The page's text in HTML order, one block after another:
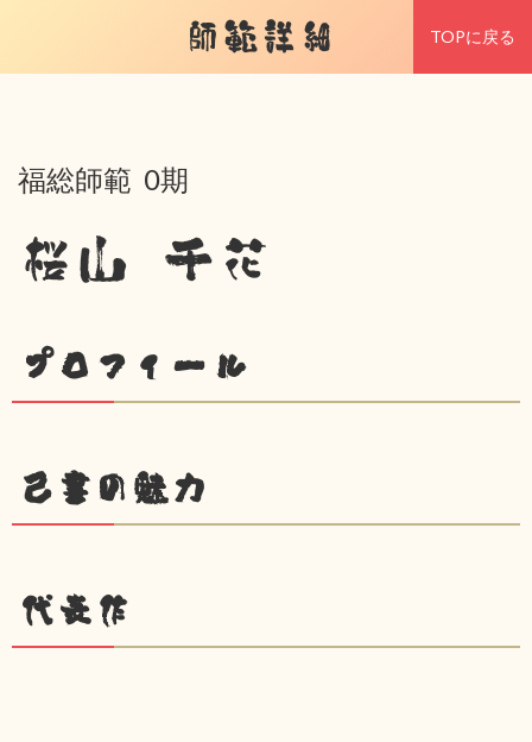
師範詳細 TOPに戻る
福総師範 0期
桜山 千花
プロフィール
己書の魅力
代表作